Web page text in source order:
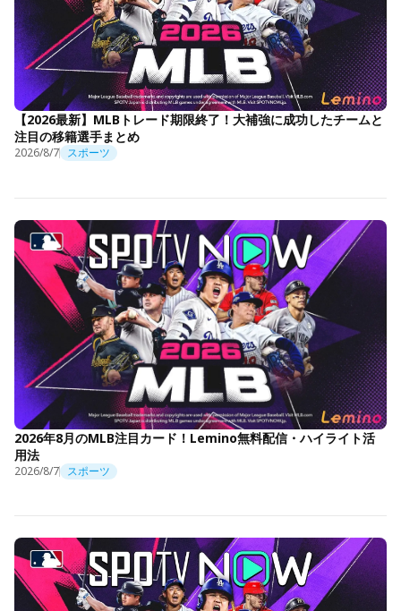
【2026最新】MLBトレード期限終了！大補強に成功したチームと
注目の移籍選手まとめ
2026/8/7 スポーツ
2026年8月のMLB注目カード！Lemino無料配信・ハイライト活
用法
2026/8/7 スポーツ